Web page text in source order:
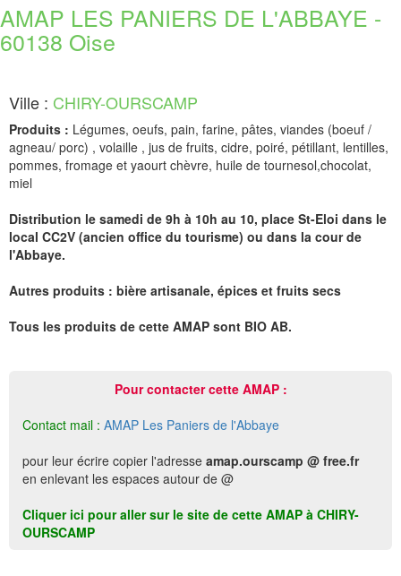
AMAP LES PANIERS DE L'ABBAYE -
60138 Oise
Ville : CHIRY-OURSCAMP
Produits : Légumes, oeufs, pain, farine, pâtes, viandes (boeuf /
agneau/ porc) , volaille , jus de fruits, cidre, poiré, pétillant, lentilles,
pommes, fromage et yaourt chèvre, huile de tournesol,chocolat,
miel
Distribution le samedi de 9h à 10h au 10, place St-Eloi dans le
local CC2V (ancien office du tourisme) ou dans la cour de
l'Abbaye.
Autres produits : bière artisanale, épices et fruits secs
Tous les produits de cette AMAP sont BIO AB.
Pour contacter cette AMAP :
Contact mail : AMAP Les Paniers de l'Abbaye
pour leur écrire copier l'adresse amap.ourscamp @ free.fr
en enlevant les espaces autour de @
Cliquer ici pour aller sur le site de cette AMAP à CHIRY-
OURSCAMP